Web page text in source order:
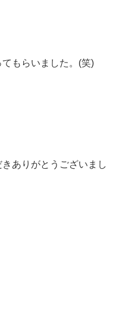
もらいました。(笑)
ありがとうございまし